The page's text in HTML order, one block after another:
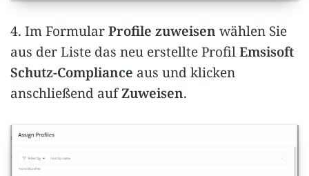
4. Im FormularProfile zuweisen wählen Sie
aus der Liste das neu erstellte ProfilEmsisoft
Schutz-Compliance aus und klicken
anschließend aufZuweisen.